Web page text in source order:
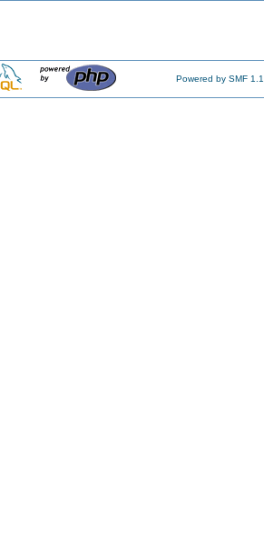
Powered by SMF